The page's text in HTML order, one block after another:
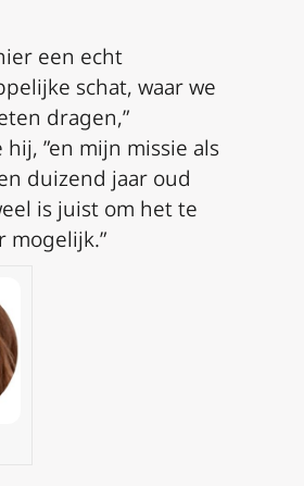
een echt
schat, waar we
dragen,”
”en mijn missie als
duizend jaar oud
is juist om het te
mogelijk.”